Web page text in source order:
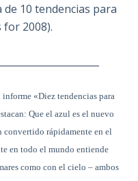
10 tendencias para
2008).
«Diez tendencias para
Que el azul es el nuevo
rápidamente en el
en todo el mundo entiende
como con el cielo – ambos